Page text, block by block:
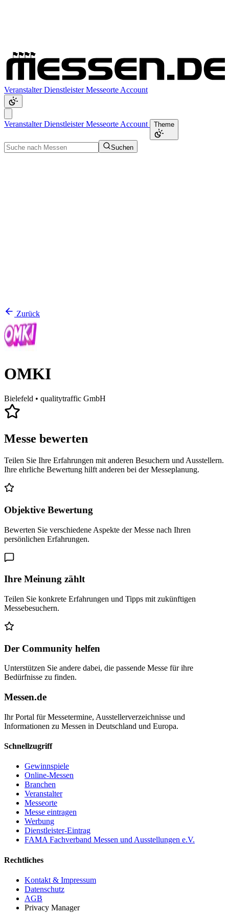
VeranstalterDienstleisterMesseorte Account
VeranstalterDienstleisterMesseorte Account Theme
Suchen
Zurück
OMKI
Bielefeld • qualitytraffic GmbH
Messe bewerten
Teilen Sie Ihre Erfahrungen mit anderen Besuchern und Ausstellern.
Ihre ehrliche Bewertung hilft anderen bei der Messeplanung.
Objektive Bewertung
Bewerten Sie verschiedene Aspekte der Messe nach Ihren
persönlichen Erfahrungen.
Ihre Meinung zählt
Teilen Sie konkrete Erfahrungen und Tipps mit zukünftigen
Messebesuchern.
Der Community helfen
Unterstützen Sie andere dabei, die passende Messe für ihre
Bedürfnisse zu finden.
Messen.de
Ihr Portal für Messetermine, Ausstellerverzeichnisse und
Informationen zu Messen in Deutschland und Europa.
Schnellzugriff
Gewinnspiele
Online-Messen
Branchen
Veranstalter
Messeorte
Messe eintragen
Werbung
Dienstleister-Eintrag
FAMA Fachverband Messen und Ausstellungen e.V.
Rechtliches
Kontakt & Impressum
Datenschutz
AGB
Privacy Manager